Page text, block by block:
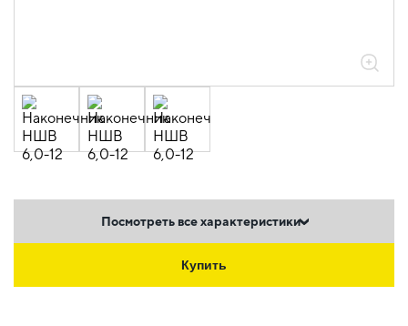
Посмотреть все характеристики
Купить